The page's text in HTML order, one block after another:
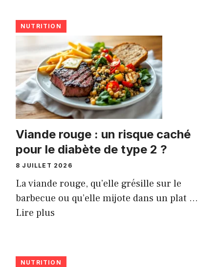
NUTRITION
Viande rouge : un risque caché
pour le diabète de type 2 ?
8 JUILLET 2026
La viande rouge, qu’elle grésille sur le
barbecue ou qu’elle mijote dans un plat ...
Lire plus
NUTRITION